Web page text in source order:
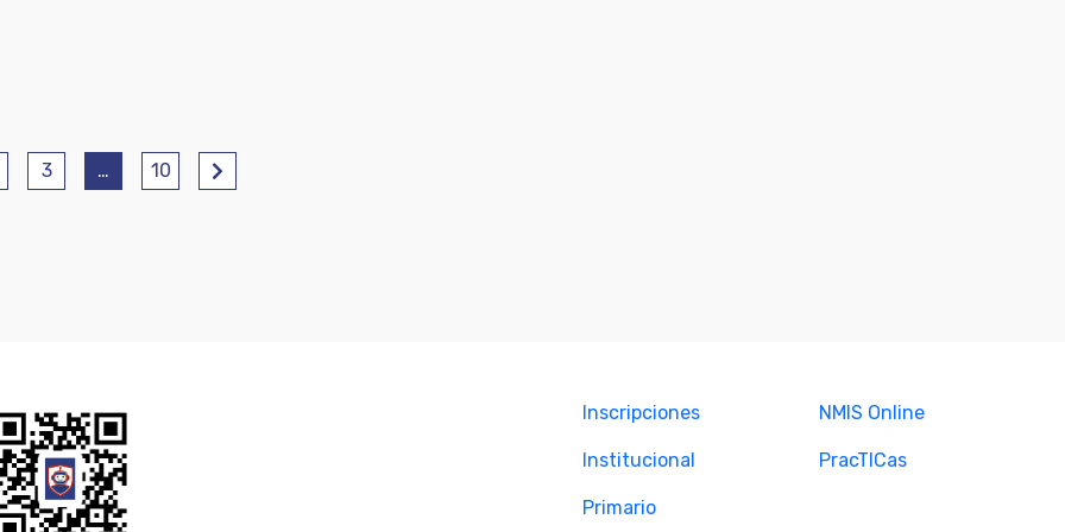
3 … 10
Inscripciones
Institucional
Primario
NMIS Online
PracTICas